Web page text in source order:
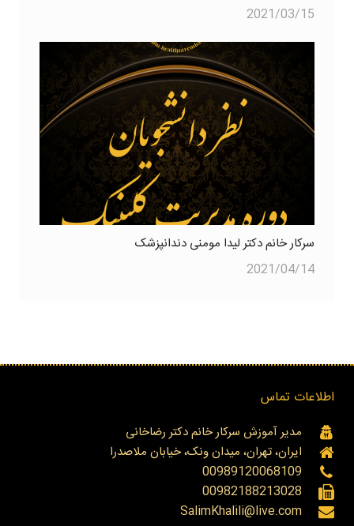
2021/03/15
سرکار خانم دکتر لیدا مومنی دندانپزشک
2021/04/14
اطلاعات تماس
مدیر آموزش سرکار خانم دکتر رضاخانی
ایران، تهران، میدان ونک، خیابان ملاصدرا
00989120068109
00982188213028
SalimKhalili@live.com